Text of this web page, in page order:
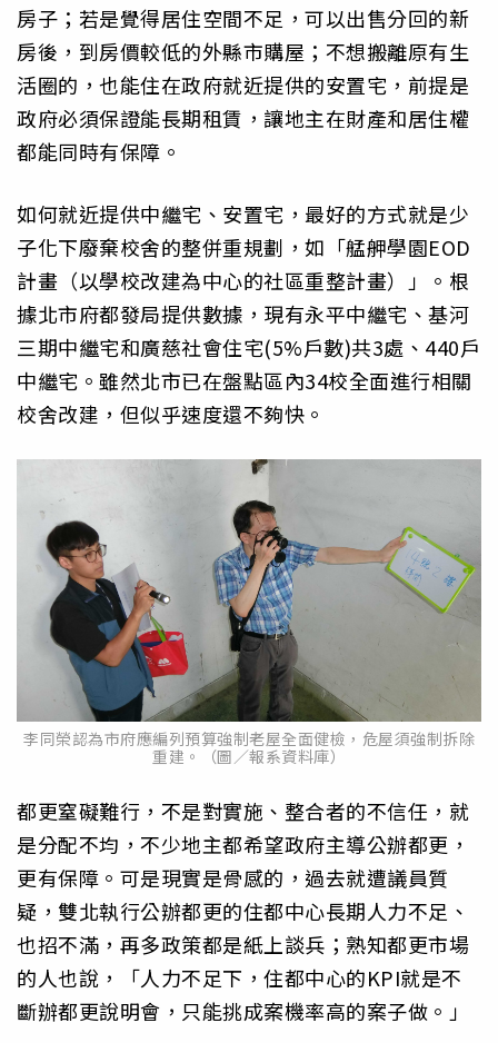
房子；若是覺得居住空間不足，可以出售分回的新
房後，到房價較低的外縣市購屋；不想搬離原有生
活圈的，也能住在政府就近提供的安置宅，前提是
政府必須保證能長期租賃，讓地主在財產和居住權
都能同時有保障。
如何就近提供中繼宅、安置宅，最好的方式就是少
子化下廢棄校舍的整併重規劃，如「艋舺學園EOD
計畫（以學校改建為中心的社區重整計畫）」。根
據北市府都發局提供數據，現有永平中繼宅、基河
三期中繼宅和廣慈社會住宅(5%戶數)共3處、440戶
中繼宅。雖然北市已在盤點區內34校全面進行相關
校舍改建，但似乎速度還不夠快。
李同榮認為市府應編列預算強制老屋全面健檢，危屋須強制拆除
重建。（圖／報系資料庫）
都更窒礙難行，不是對實施、整合者的不信任，就
是分配不均，不少地主都希望政府主導公辦都更，
更有保障。可是現實是骨感的，過去就遭議員質
疑，雙北執行公辦都更的住都中心長期人力不足、
也招不滿，再多政策都是紙上談兵；熟知都更市場
的人也說，「人力不足下，住都中心的KPI就是不
斷辦都更說明會，只能挑成案機率高的案子做。」